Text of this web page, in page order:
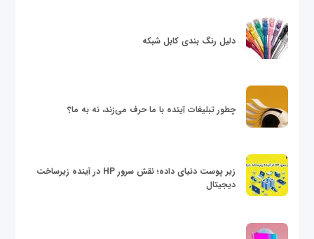
دلیل رنگ بندی کابل شبکه
چطور تبلیغات آینده با ما حرف می‌زند، نه به ما؟
زیر پوست دنیای داده؛ نقش سرور HP در آینده زیرساخت
دیجیتال